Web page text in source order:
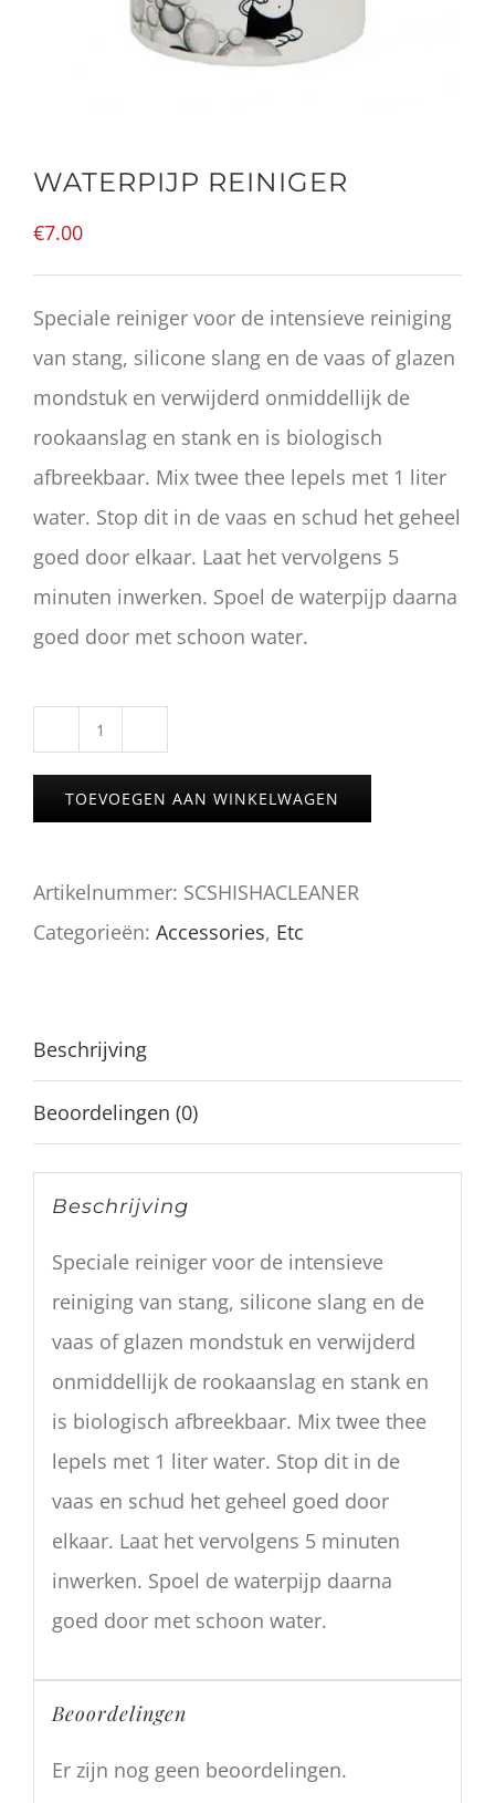
WATERPIJP REINIGER
€7.00
Speciale reiniger voor de intensieve reiniging
van stang, silicone slang en de vaas of glazen
mondstuk en verwijderd onmiddellijk de
rookaanslag en stank en is biologisch
afbreekbaar. Mix twee thee lepels met 1 liter
water. Stop dit in de vaas en schud het geheel
goed door elkaar. Laat het vervolgens 5
minuten inwerken. Spoel de waterpijp daarna
goed door met schoon water.
WATERPIJP
REINIGER
aantal
TOEVOEGEN AAN WINKELWAGEN
Artikelnummer: SCSHISHACLEANER
Categorieën: Accessories, Etc
Beschrijving
Beoordelingen (0)
Beschrijving
Speciale reiniger voor de intensieve
reiniging van stang, silicone slang en de
vaas of glazen mondstuk en verwijderd
onmiddellijk de rookaanslag en stank en
is biologisch afbreekbaar. Mix twee thee
lepels met 1 liter water. Stop dit in de
vaas en schud het geheel goed door
elkaar. Laat het vervolgens 5 minuten
inwerken. Spoel de waterpijp daarna
goed door met schoon water.
Beoordelingen
Er zijn nog geen beoordelingen.